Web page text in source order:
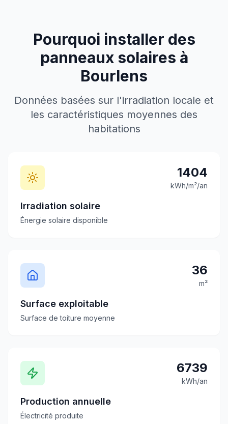
Pourquoi installer des
panneaux solaires à
Bourlens
Données basées sur l'irradiation locale et
les caractéristiques moyennes des
habitations
1404
kWh/m²/an
Irradiation solaire
Énergie solaire disponible
36
m²
Surface exploitable
Surface de toiture moyenne
6739
kWh/an
Production annuelle
Électricité produite